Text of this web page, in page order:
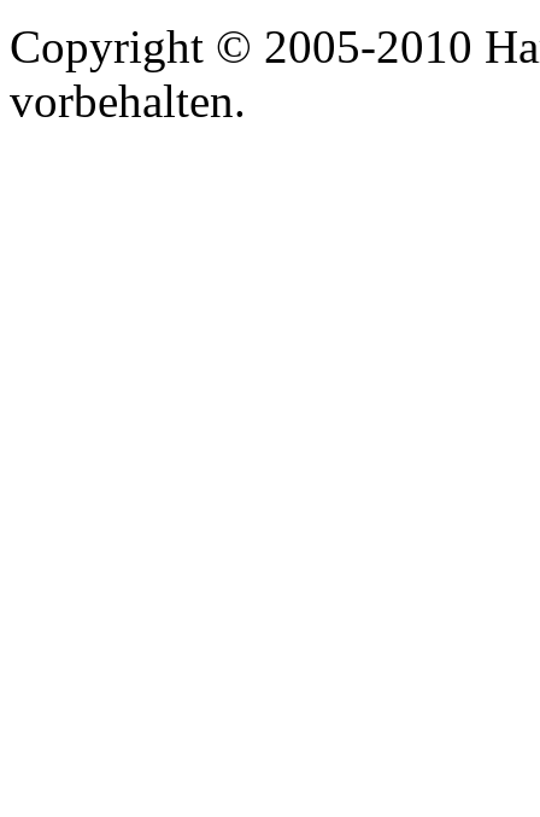
Copyright © 2005-2010
vorbehalten.